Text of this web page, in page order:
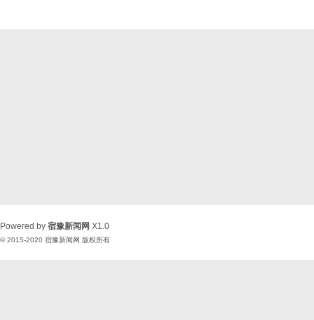
Powered by 宿豫新闻网 X1.0
© 2015-2020 宿豫新闻网 版权所有